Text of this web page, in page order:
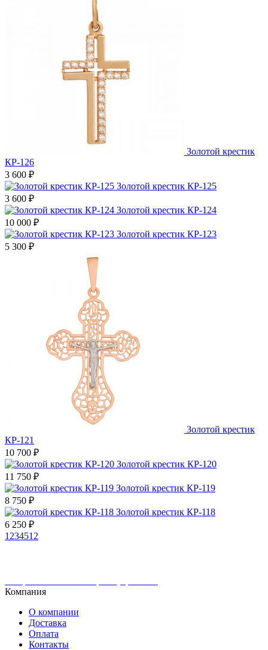
Золотой крестик
КР-126
3 600 ₽
Золотой крестик КР-125
3 600 ₽
Золотой крестик КР-124
10 000 ₽
Золотой крестик КР-123
5 300 ₽
Золотой крестик
КР-121
10 700 ₽
Золотой крестик КР-120
11 750 ₽
Золотой крестик КР-119
8 750 ₽
Золотой крестик КР-118
6 250 ₽
1 234512
Компания
О компании
Доставка
Оплата
Контакты